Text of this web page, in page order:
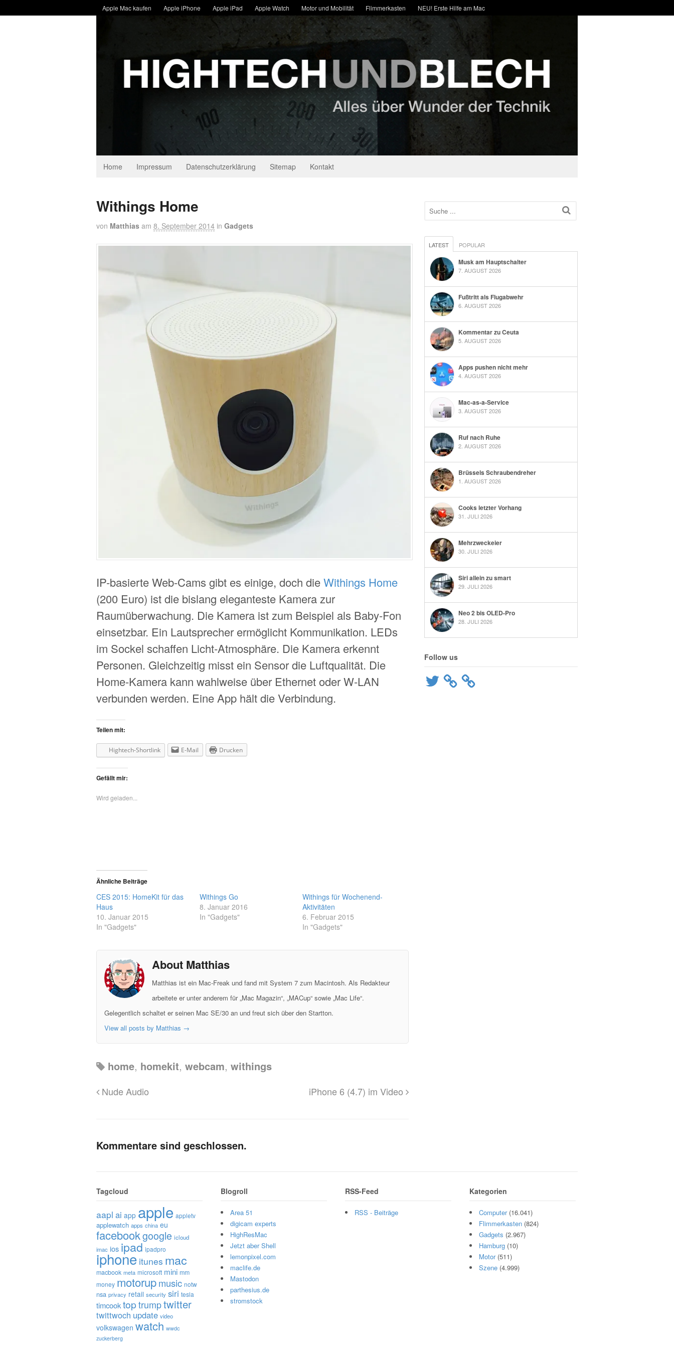
Apple Mac kaufen Apple iPhone Apple iPad Apple Watch Motor und Mobilität Flimmerkasten NEU! Erste Hilfe am Mac
Home Impressum Datenschutzerklärung Sitemap Kontakt
Withings Home
von Matthias am 8. September 2014 in Gadgets
IP-basierte Web-Cams gibt es einige, doch dieWithings Home
(200 Euro) ist die bislang eleganteste Kamera zur
Raumüberwachung. Die Kamera ist zum Beispiel als Baby-Fon
einsetzbar. Ein Lautsprecher ermöglicht Kommunikation. LEDs
im Sockel schaffen Licht-Atmosphäre. Die Kamera erkennt
Personen. Gleichzeitig misst ein Sensor die Luftqualität. Die
Home-Kamera kann wahlweise über Ethernet oder W-LAN
verbunden werden. Eine App hält die Verbindung.
Teilen mit:
Hightech-Shortlink E-Mail Drucken
Gefällt mir:
Wird geladen...
Ähnliche Beiträge
CES 2015: HomeKit für das
Haus
10. Januar 2015
In "Gadgets"
Withings Go
8. Januar 2016
In "Gadgets"
Withings für Wochenend-
Aktivitäten
6. Februar 2015
In "Gadgets"
About Matthias
Matthias ist ein Mac-Freak und fand mit System 7 zum Macintosh. Als Redakteur
arbeitete er unter anderem für „Mac Magazin“, „MACup“ sowie „Mac Life“.
Gelegentlich schaltet er seinen Mac SE/30 an und freut sich über den Startton.
View all posts by Matthias →
home, homekit, webcam, withings
Nude Audio iPhone 6 (4.7) im Video
Kommentare sind geschlossen.
LATEST POPULAR
Musk am Hauptschalter
7. AUGUST 2026
Fußtritt als Flugabwehr
6. AUGUST 2026
Kommentar zu Ceuta
5. AUGUST 2026
Apps pushen nicht mehr
4. AUGUST 2026
Mac-as-a-Service
3. AUGUST 2026
Ruf nach Ruhe
2. AUGUST 2026
Brüssels Schraubendreher
1. AUGUST 2026
Cooks letzter Vorhang
31. JULI 2026
Mehrzweckeier
30. JULI 2026
Siri allein zu smart
29. JULI 2026
Neo 2 bis OLED-Pro
28. JULI 2026
Follow us
Twitter
Tagcloud
aapl ai app apple appletv
applewatch apps china eu
facebookgoogle icloud
imac ios ipad ipadpro
iphone itunes mac
macbook meta microsoft mini mm
money motorupmusic notw
nsa privacy retail security siri tesla
timcooktop trumptwitter
twittwoch update video
volkswagen watch wwdc
zuckerberg
Blogroll
Area 51
digicam experts
HighResMac
Jetzt aber Shell
lemonpixel.com
maclife.de
Mastodon
parthesius.de
stromstock
RSS-Feed
RSS - Beiträge
Kategorien
Computer(16.041)
Flimmerkasten (824)
Gadgets (2.967)
Hamburg (10)
Motor(511)
Szene (4.999)